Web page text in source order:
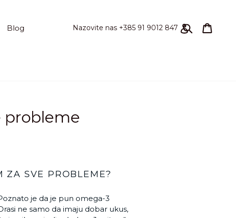
Blog Nazovite nas +385 91 9012 847 Pretraži
Prijavi se
probleme
ZA SVE PROBLEME?
je da je pun omega-3
ne samo da imaju dobar ukus,